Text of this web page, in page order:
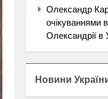
Олександр
очікуваннями
Олександрії
Новини